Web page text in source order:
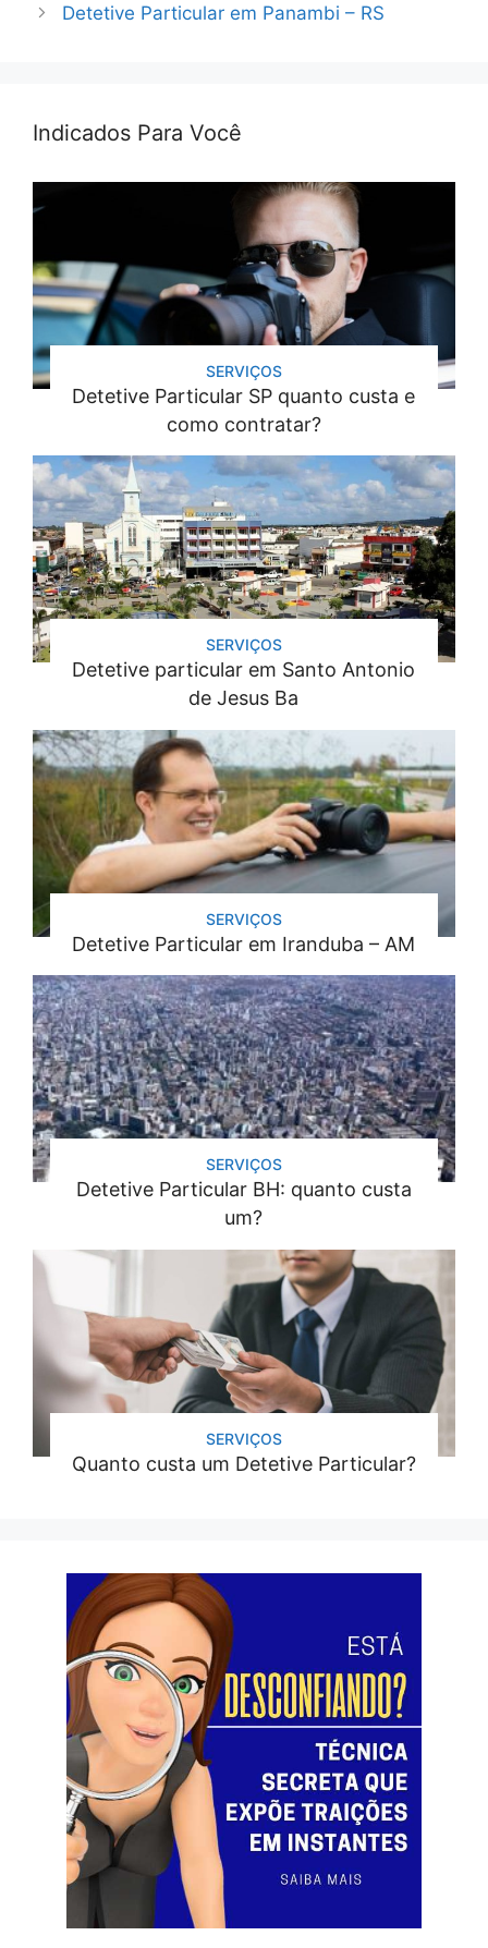
Detetive Particular em Panambi – RS
Indicados Para Você
SERVIÇOS
Detetive Particular SP quanto custa e
como contratar?
SERVIÇOS
Detetive particular em Santo Antonio
de Jesus Ba
SERVIÇOS
Detetive Particular em Iranduba – AM
SERVIÇOS
Detetive Particular BH: quanto custa
um?
SERVIÇOS
Quanto custa um Detetive Particular?